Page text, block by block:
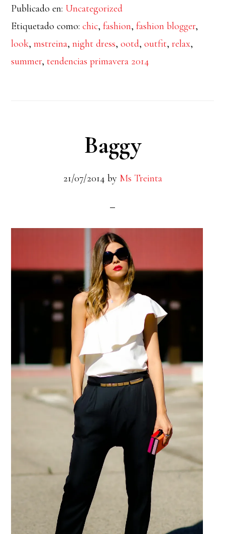
de
RELAX
II
Publicado en: Uncategorized
Etiquetado como:chic,fashion,fashion blogger,
look,mstreina,night dress,ootd,outfit,relax,
summer, tendencias primavera 2014
Baggy
21/07/2014 by Ms Treinta